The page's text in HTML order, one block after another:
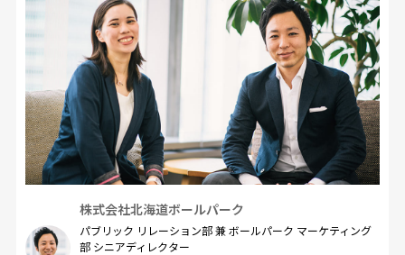
株式会社北海道ボールパーク
パブリック リレーション部 兼 ボールパーク マーケティング
部 シニアディレクター